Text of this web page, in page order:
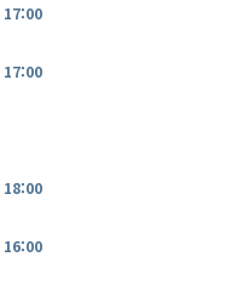
17:00
17:00
18:00
16:00